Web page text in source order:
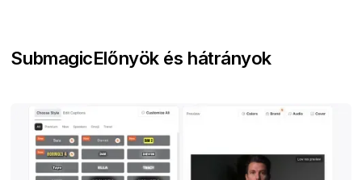
SubmagicElőnyök és hátrányok